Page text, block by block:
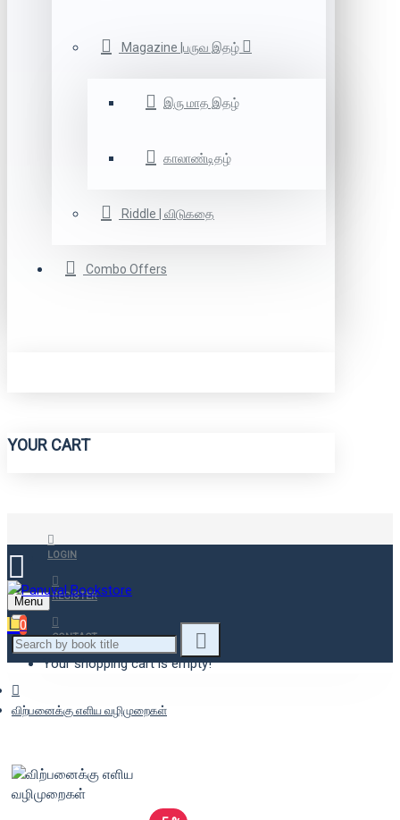
Magazine |பருவ இதழ்
இரு மாத இதழ்
காலாண்டிதழ்
Riddle | விடுகதை
Combo Offers
YOUR CART
LOGIN
REGISTER
CONTACT
Menu
0
Your shopping cart is empty!
விற்பனைக்கு எளிய வழிமுறைகள்